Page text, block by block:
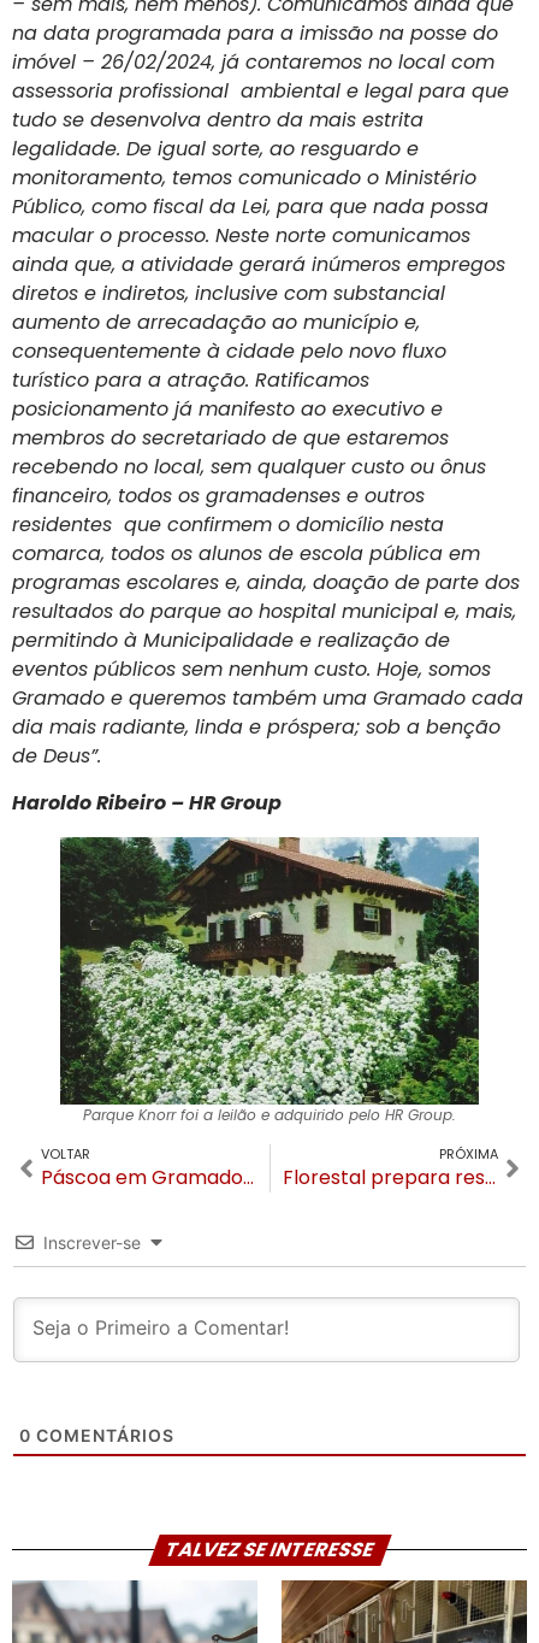
na data programada para a imissão na posse do
imóvel – 26/02/2024, já contaremos no local com
assessoria profissional ambiental e legal para que
tudo se desenvolva dentro da mais estrita
legalidade. De igual sorte, ao resguardo e
monitoramento, temos comunicado o Ministério
Público, como fiscal da Lei, para que nada possa
macular o processo. Neste norte comunicamos
ainda que, a atividade gerará inúmeros empregos
diretos e indiretos, inclusive com substancial
aumento de arrecadação ao município e,
consequentemente à cidade pelo novo fluxo
turístico para a atração. Ratificamos
posicionamento já manifesto ao executivo e
membros do secretariado de que estaremos
recebendo no local, sem qualquer custo ou ônus
financeiro, todos os gramadenses e outros
residentes que confirmem o domicílio nesta
comarca, todos os alunos de escola pública em
programas escolares e, ainda, doação de parte dos
resultados do parque ao hospital municipal e, mais,
permitindo à Municipalidade e realização de
eventos públicos sem nenhum custo. Hoje, somos
Gramado e queremos também uma Gramado cada
dia mais radiante, linda e próspera; sob a benção
de Deus”.
Haroldo Ribeiro – HR Group
Parque Knorr foi a leilão e adquirido pelo HR Group.
VOLTAR
Páscoa em Gramado abre inscrições para Corrida e Caminhada do Coelho
PRÓXIMA
Florestal prepara restaurante e pub no rooftop da Caracol Chocolates na Borges de Medeiros
Inscrever-se
0 COMENTÁRIOS
TALVEZ SE INTERESSE